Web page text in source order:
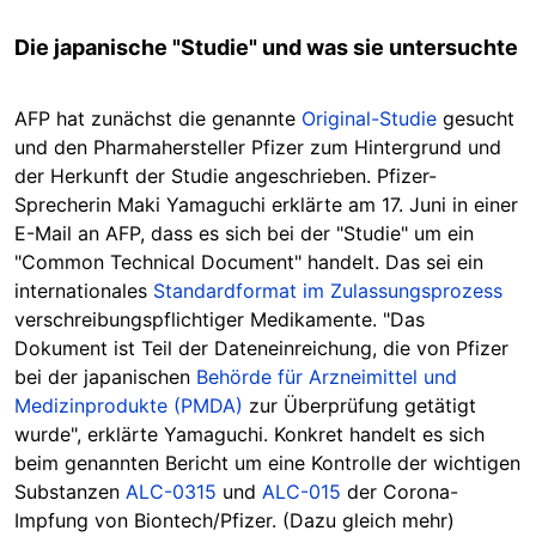
Die japanische "Studie" und was sie untersuchte
AFP hat zunächst die genannte Original-Studie gesucht
und den Pharmahersteller Pfizer zum Hintergrund und
der Herkunft der Studie angeschrieben. Pfizer-
Sprecherin Maki Yamaguchi erklärte am 17. Juni in einer
E-Mail an AFP, dass es sich bei der "Studie" um ein
"Common Technical Document" handelt. Das sei ein
internationales Standardformat im Zulassungsprozess
verschreibungspflichtiger Medikamente. "Das
Dokument ist Teil der Dateneinreichung, die von Pfizer
bei der japanischen Behörde für Arzneimittel und
Medizinprodukte (PMDA) zur Überprüfung getätigt
wurde", erklärte Yamaguchi. Konkret handelt es sich
beim genannten Bericht um eine Kontrolle der wichtigen
Substanzen ALC-0315 und ALC-015 der Corona-
Impfung von Biontech/Pfizer. (Dazu gleich mehr)